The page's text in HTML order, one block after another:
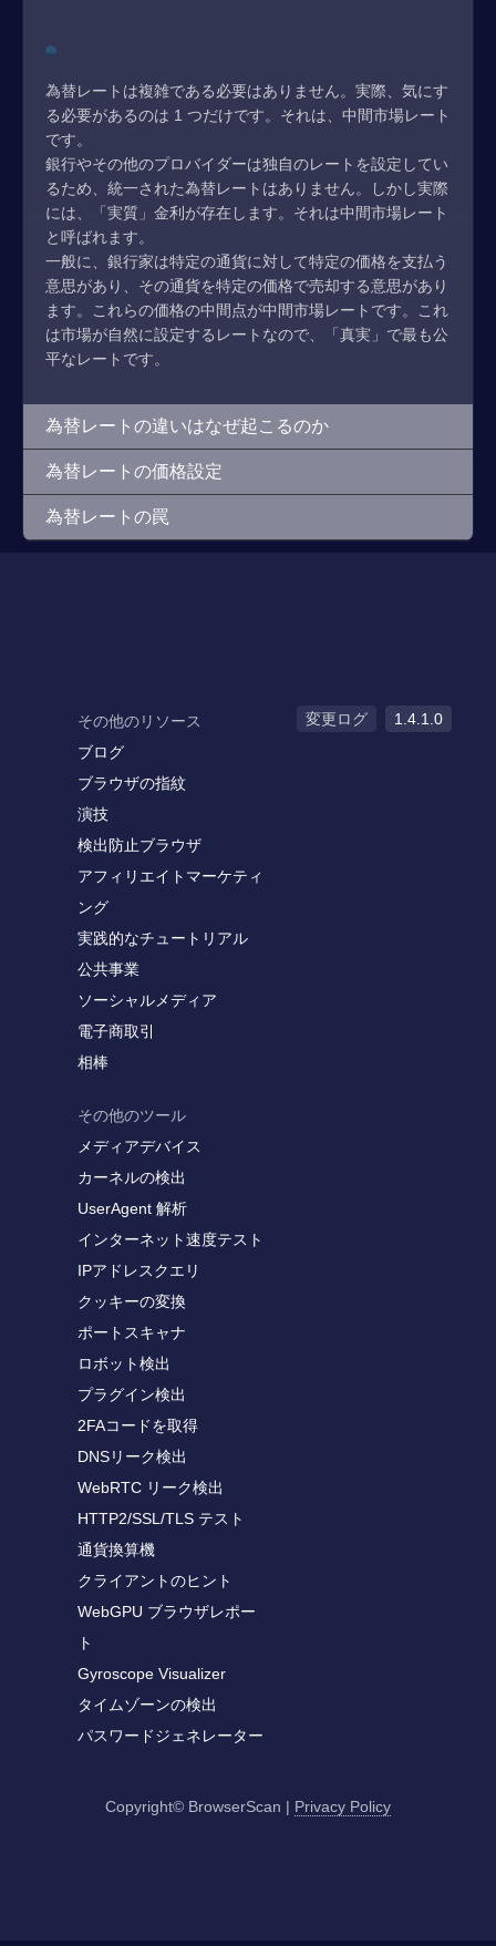
為替レートは複雑である必要はありません。実際、気にす
る必要があるのは 1 つだけです。それは、中間市場レート
です。
銀行やその他のプロバイダーは独自のレートを設定してい
るため、統一された為替レートはありません。しかし実際
には、「実質」金利が存在します。それは中間市場レート
と呼ばれます。
一般に、銀行家は特定の通貨に対して特定の価格を支払う
意思があり、その通貨を特定の価格で売却する意思があり
ます。これらの価格の中間点が中間市場レートです。これ
は市場が自然に設定するレートなので、「真実」で最も公
平なレートです。
為替レートの違いはなぜ起こるのか
為替レートの価格設定
為替レートの罠
その他のリソース
ブログ
ブラウザの指紋
演技
検出防止ブラウザ
アフィリエイトマーケティ
ング
実践的なチュートリアル
公共事業
ソーシャルメディア
電子商取引
相棒
その他のツール
メディアデバイス
カーネルの検出
UserAgent 解析
インターネット速度テスト
IPアドレスクエリ
クッキーの変換
ポートスキャナ
ロボット検出
プラグイン検出
2FAコードを取得
DNSリーク検出
WebRTC リーク検出
HTTP2/SSL/TLS テスト
通貨換算機
クライアントのヒント
WebGPU ブラウザレポー
ト
Gyroscope Visualizer
タイムゾーンの検出
パスワードジェネレーター
変更ログ 1.4.1.0
Copyright© BrowserScan | Privacy Policy